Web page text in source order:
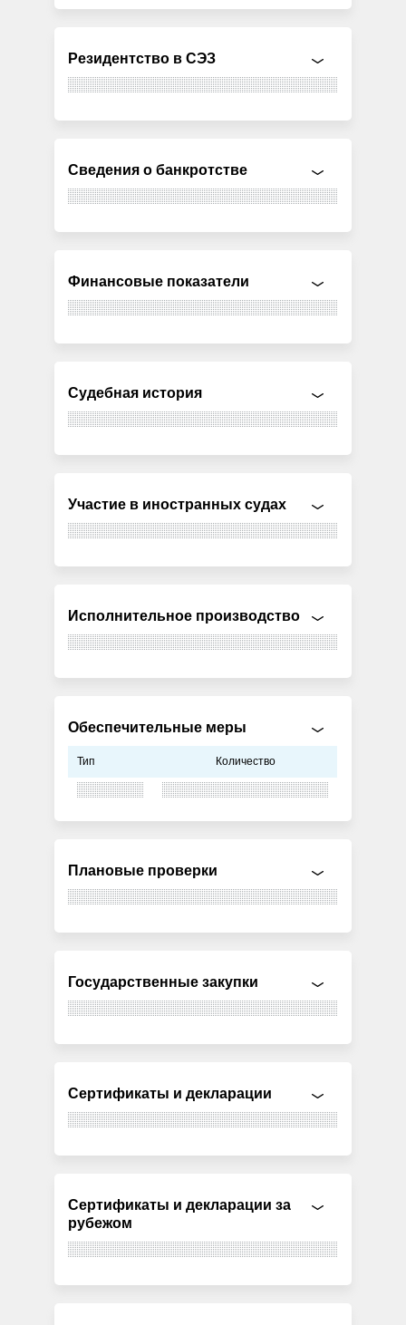
Резидентство в СЭЗ
Сведения о банкротстве
Финансовые показатели
Судебная история
Участие в иностранных судах
Исполнительное производство
Обеспечительные меры
Тип Количество
Плановые проверки
Государственные закупки
Сертификаты и декларации
Сертификаты и декларации за
рубежом